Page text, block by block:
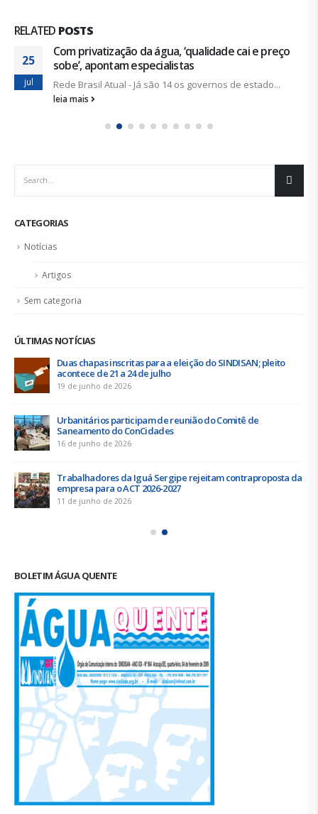
RELATED POSTS
25
jul
Com privatização da água, ‘qualidade cai e preço
sobe’, apontam especialistas
Rede Brasil Atual - Já são 14 os governos de estado...
leia mais
CATEGORIAS
Notícias
Artigos
Sem categoria
ÚLTIMAS NOTÍCIAS
Duas chapas inscritas para a eleição do SINDISAN; pleito
acontece de 21 a 24 de julho
19 de junho de 2026
Urbanitários participam de reunião do Comitê de
Saneamento do ConCidades
16 de junho de 2026
Trabalhadores da Iguá Sergipe rejeitam contraproposta da
empresa para o ACT 2026-2027
11 de junho de 2026
BOLETIM ÁGUA QUENTE